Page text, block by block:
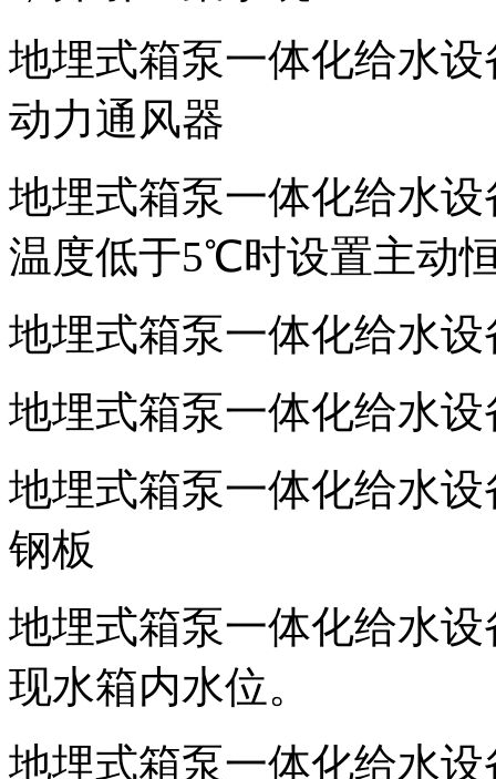
地埋式箱泵一体化给水
动力通风器
地埋式箱泵一体化给水
温度低于5℃时设置主动
地埋式箱泵一体化给水
地埋式箱泵一体化给水
地埋式箱泵一体化给水
钢板
地埋式箱泵一体化给水
现水箱内水位。
地埋式箱泵一体化给水